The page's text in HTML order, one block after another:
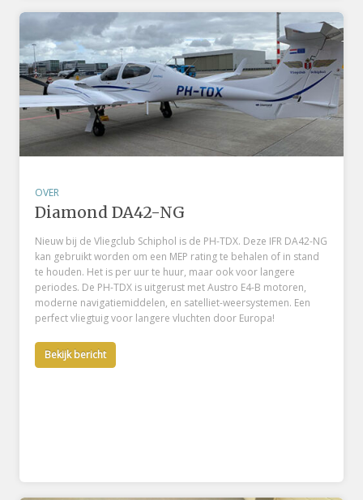
OVER
Diamond DA42-NG
Nieuw bij de Vliegclub Schiphol is de PH-TDX. Deze IFR DA42-NG
kan gebruikt worden om een MEP rating te behalen of in stand
te houden. Het is per uur te huur, maar ook voor langere
periodes. De PH-TDX is uitgerust met Austro E4-B motoren,
moderne navigatiemiddelen, en satelliet-weersystemen. Een
perfect vliegtuig voor langere vluchten door Europa!
Bekijk bericht